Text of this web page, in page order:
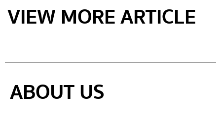
VIEW MORE ARTICLE
ABOUT US